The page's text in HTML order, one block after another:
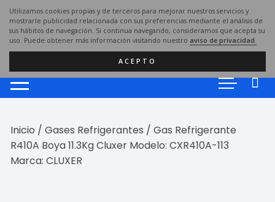
Utilizamos cookies propias y de terceros para mejorar nuestros servicios y
mostrarle publicidad relacionada con sus preferencias mediante el análisis de
sus hábitos de navegación. Si continua navegando, consideramos que acepta su
uso. Puede obtener más información visitando nuestro aviso de privacidad.
ACEPTO
Saltar
contenido
Inicio /Gases Refrigerantes / Gas Refrigerante
R410A Boya 11.3Kg Cluxer Modelo: CXR410A-113
Marca: CLUXER